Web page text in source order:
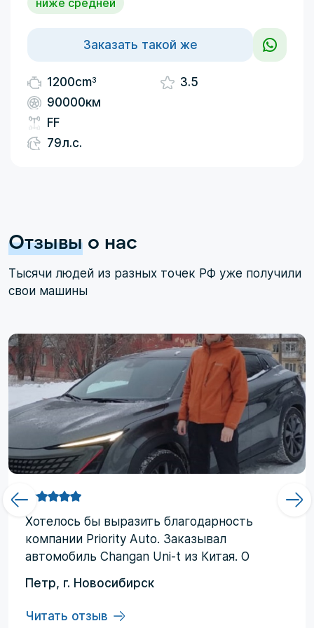
1200cm3
90000км
FF
79л.с.
3.5
ниже средней
Заказать такой же
Отзывы о нас
Тысячи людей из разных точек РФ уже получили
свои машины
Хотелоcь бы выразить благодарность
компании Priority Аuto. Заказывал
автомобиль Changan Uni-t из Китая. О
компании узнал от друзей и коллег по
работе. Работал со мной менеджер
Евгений, логисты Ольга и Регина. В начале
Петр, г. Новосибирск
Читать отзыв